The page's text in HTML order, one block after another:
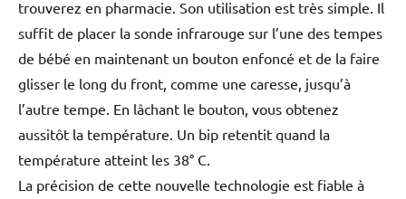
trouverez en pharmacie. Son utilisation est très simple. Il
suffit de placer la sonde infrarouge sur l’une des tempes
de bébé en maintenant un bouton enfoncé et de la faire
glisser le long du front, comme une caresse, jusqu’à
l’autre tempe. En lâchant le bouton, vous obtenez
aussitôt la température. Un bip retentit quand la
température atteint les 38° C.
La précision de cette nouvelle technologie est fiable à